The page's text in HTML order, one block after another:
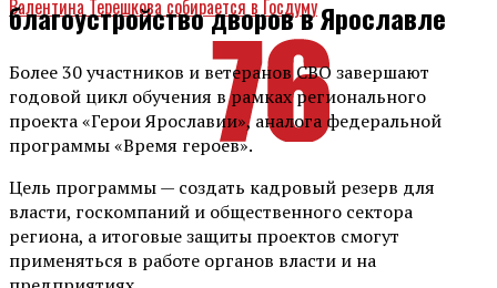
Валентина Терешкова собирается в Госдуму
благоустройство дворов в Ярославле
Более 30 участников и ветеранов СВО завершают
годовой цикл обучения в рамках регионального
проекта «Герои Ярославии», аналога федеральной
программы «Время героев».
Цель программы — создать кадровый резерв для
власти, госкомпаний и общественного сектора
региона, а итоговые защиты проектов смогут
применяться в работе органов власти и на